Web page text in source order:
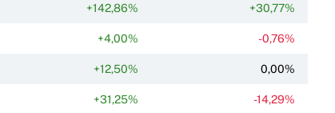
+142,86% +30,77%
+4,00% -0,76%
+12,50% 0,00%
+31,25% -14,29%